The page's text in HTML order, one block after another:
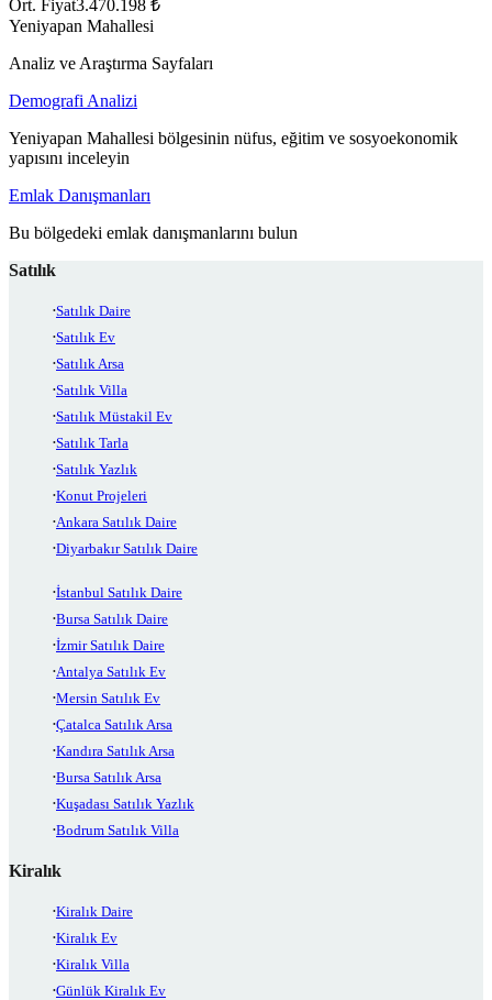
Ort. Fiyat3.470.198 ₺
Yeniyapan Mahallesi
Analiz ve Araştırma Sayfaları
Demografi Analizi
Yeniyapan Mahallesi bölgesinin nüfus, eğitim ve sosyoekonomik
yapısını inceleyin
Emlak Danışmanları
Bu bölgedeki emlak danışmanlarını bulun
Satılık
Satılık Daire
Satılık Ev
Satılık Arsa
Satılık Villa
Satılık Müstakil Ev
Satılık Tarla
Satılık Yazlık
Konut Projeleri
Ankara Satılık Daire
Diyarbakır Satılık Daire
İstanbul Satılık Daire
Bursa Satılık Daire
İzmir Satılık Daire
Antalya Satılık Ev
Mersin Satılık Ev
Çatalca Satılık Arsa
Kandıra Satılık Arsa
Bursa Satılık Arsa
Kuşadası Satılık Yazlık
Bodrum Satılık Villa
Kiralık
Kiralık Daire
Kiralık Ev
Kiralık Villa
Günlük Kiralık Ev